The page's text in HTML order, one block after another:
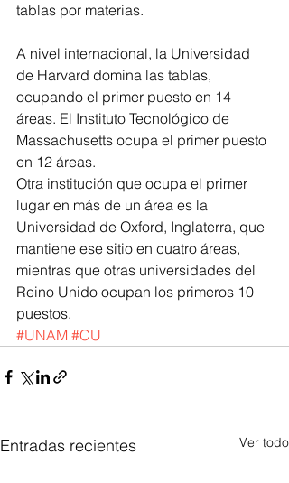
tablas por materias.
A nivel internacional, la Universidad
de Harvard domina las tablas,
ocupando el primer puesto en 14
áreas. El Instituto Tecnológico de
Massachusetts ocupa el primer puesto
en 12 áreas.
Otra institución que ocupa el primer
lugar en más de un área es la
Universidad de Oxford, Inglaterra, que
mantiene ese sitio en cuatro áreas,
mientras que otras universidades del
Reino Unido ocupan los primeros 10
puestos.
#UNAM #CU
Entradas recientes Ver todo